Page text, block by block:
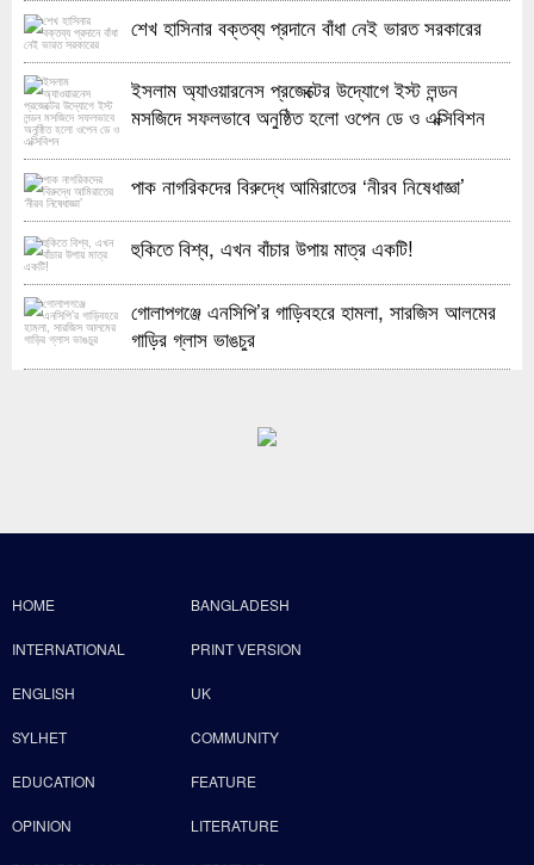
শেখ হাসিনার বক্তব্য প্রদানে বাঁধা নেই ভারত সরকারের
ইসলাম অ্যাওয়ারনেস প্রজেক্টের উদ্যোগে ইস্ট লন্ডন
মসজিদে সফলভাবে অনুষ্ঠিত হলো ওপেন ডে ও এক্সিবিশন
পাক নাগরিকদের বিরুদ্ধে আমিরাতের ‘নীরব নিষেধাজ্ঞা’
হুকিতে বিশ্ব, এখন বাঁচার উপায় মাত্র একটি!
গোলাপগঞ্জে এনসিপি’র গাড়িবহরে হামলা, সারজিস আলমের
গাড়ির গ্লাস ভাঙচুর
HOME BANGLADESH
INTERNATIONAL PRINT VERSION
ENGLISH UK
SYLHET COMMUNITY
EDUCATION FEATURE
OPINION LITERATURE